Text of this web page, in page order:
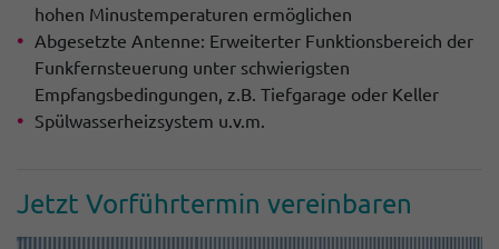
hohen Minustemperaturen ermöglichen
Abgesetzte Antenne: Erweiterter Funktionsbereich der
Funkfernsteuerung unter schwierigsten
Empfangsbedingungen, z.B. Tiefgarage oder Keller
Spülwasserheizsystem u.v.m.
Jetzt Vorführ­termin verein­baren